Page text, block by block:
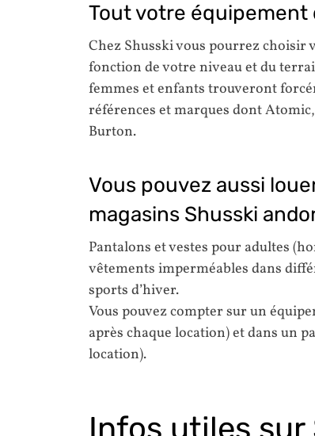
Tout votre équipement
Chez Shusski vous pourrez choisir
fonction de votre niveau et du
femmes et enfants trouveront
références et marques dont
Burton.
Vous pouvez aussi
magasins Shusski
Pantalons et vestes pour adultes
vêtements imperméables dans
sports d’hiver.
Vous pouvez compter sur un
après chaque location) et dans un
location).
Infos utiles sur